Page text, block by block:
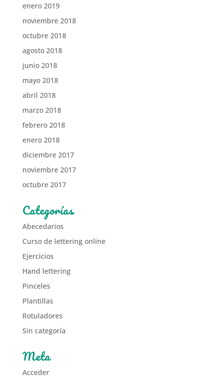
enero 2019
noviembre 2018
octubre 2018
agosto 2018
junio 2018
mayo 2018
abril 2018
marzo 2018
febrero 2018
enero 2018
diciembre 2017
noviembre 2017
octubre 2017
Categorías
Abecedarios
Curso de lettering online
Ejercicios
Hand lettering
Pinceles
Plantillas
Rotuladores
Sin categoría
Meta
Acceder